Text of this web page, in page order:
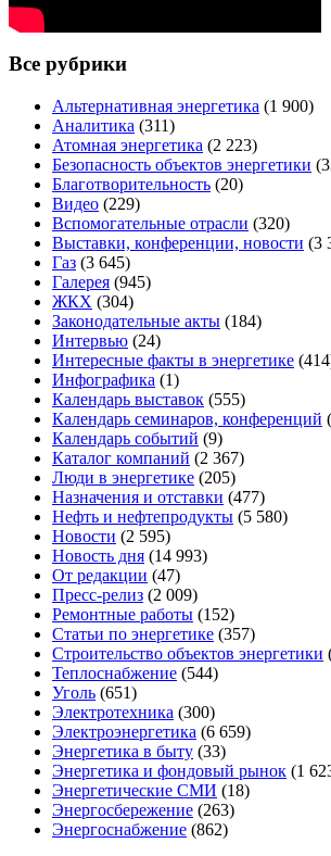
Все рубрики
Альтернативная энергетика (1 900)
Аналитика (311)
Атомная энергетика (2 223)
Безопасность объектов энергетики
Благотворительность (20)
Видео (229)
Вспомогательные отрасли (320)
Выставки, конференции, новости (3
Газ (3 645)
Галерея (945)
ЖКХ (304)
Законодательные акты (184)
Интервью (24)
Интересные факты в энергетике
Инфографика (1)
Календарь выставок (555)
Календарь семинаров, конференций
Календарь событий (9)
Каталог компаний (2 367)
Люди в энергетике (205)
Назначения и отставки (477)
Нефть и нефтепродукты (5 580)
Новости (2 595)
Новость дня (14 993)
От редакции (47)
Пресс-релиз (2 009)
Ремонтные работы (152)
Статьи по энергетике (357)
Строительство объектов энергетики
Теплоснабжение (544)
Уголь (651)
Электротехника (300)
Электроэнергетика (6 659)
Энергетика в быту (33)
Энергетика и фондовый рынок (1
Энергетические СМИ (18)
Энергосбережение (263)
Энергоснабжение (862)